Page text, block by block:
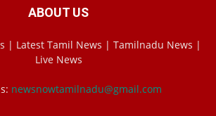
ABOUT US
| Latest Tamil News | Tamilnadu News |
Live News
newsnowtamilnadu@gmail.com